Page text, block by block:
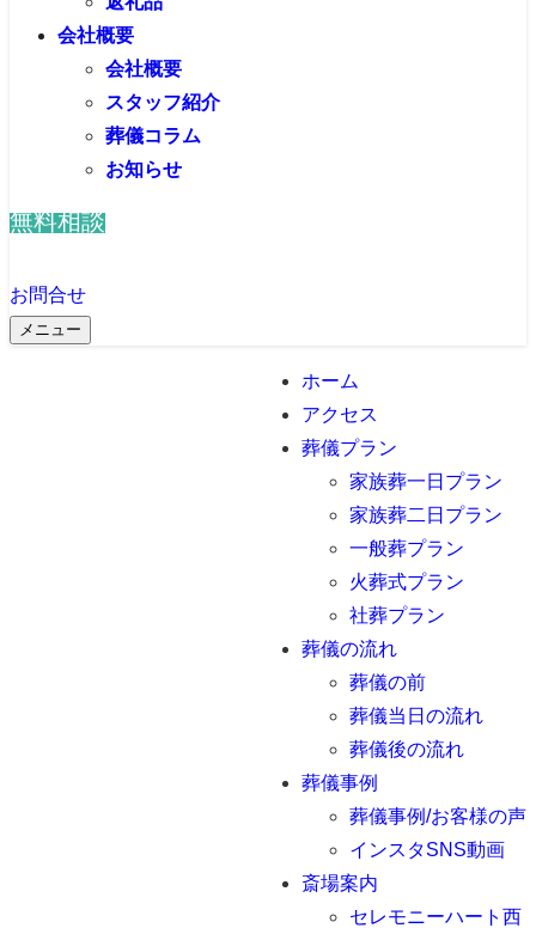
会社概要
会社概要
スタッフ紹介
葬儀コラム
お知らせ
無料相談
お問合せ
メニュー
ホーム
アクセス
葬儀プラン
家族葬一日プラン
家族葬二日プラン
一般葬プラン
火葬式プラン
社葬プラン
葬儀の流れ
葬儀の前
葬儀当日の流れ
葬儀後の流れ
葬儀事例
葬儀事例/お客様の声
インスタSNS動画
斎場案内
セレモニーハート西